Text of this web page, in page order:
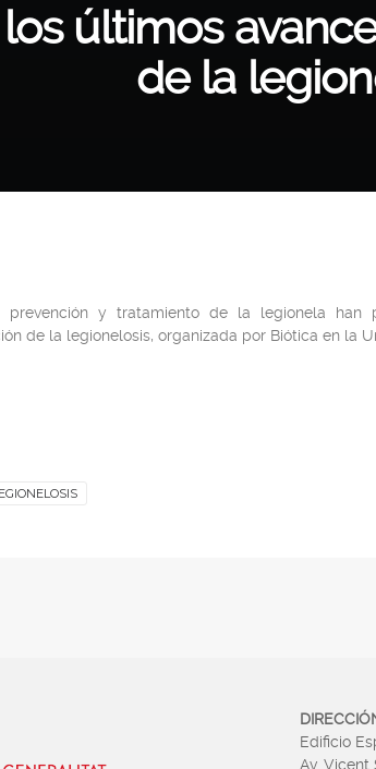
últimos
de la
prevención y tratamiento de la legionela
de la legionelosis, organizada por Biótica en la
Edificio
Av. Vicent